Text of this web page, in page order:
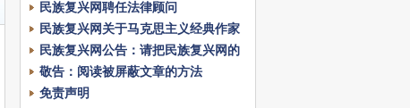
告
民族复兴网聘任法律顾问
民族复兴网关于马克思主义经典作家
语录群的公告
民族复兴网公告：请把民族复兴网的
图标放在手机桌面
敬告：阅读被屏蔽文章的方法
免责声明